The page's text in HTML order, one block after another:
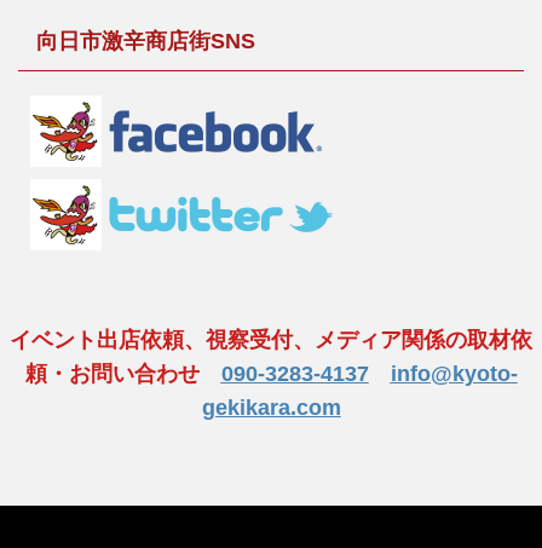
向日市激辛商店街SNS
イベント出店依頼、視察受付、メディア関係の取材依
頼・お問い合わせ 090-3283-4137
info@kyoto-
gekikara.com